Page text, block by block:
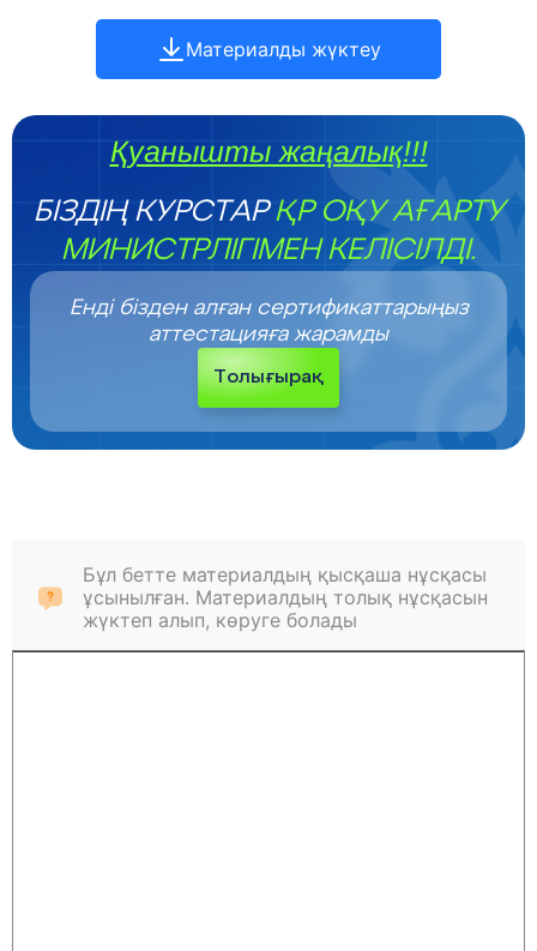
Материалды жүктеу
Қуанышты жаңалық!!!
БІЗДІҢ КУРСТАРҚР ОҚУ АҒАРТУ
МИНИСТРЛІГІМЕН КЕЛІСІЛДІ.
Енді бізден алған сертификаттарыңыз
аттестацияға жарамды
Толығырақ
Бұл бетте материалдың қысқаша нұсқасы
ұсынылған. Материалдың толық нұсқасын
жүктеп алып, көруге болады